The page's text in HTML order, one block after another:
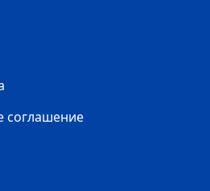
соглашение